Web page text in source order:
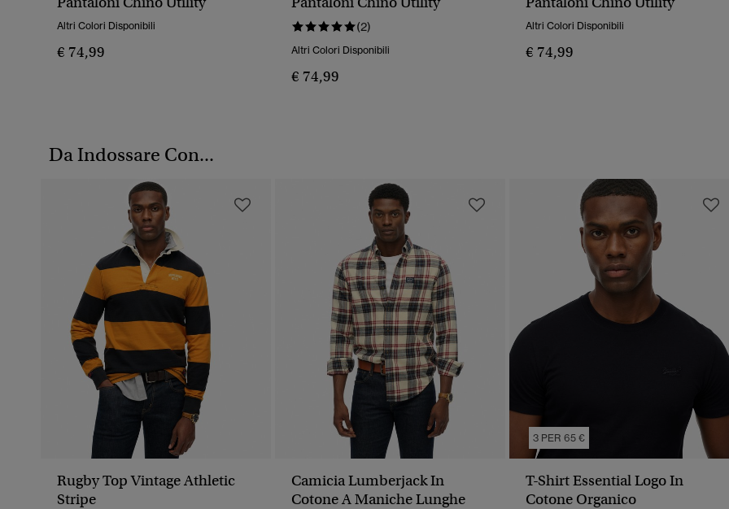
Altri Colori Disponibili
€ 74,99
(2)
Altri Colori Disponibili
€ 74,99
Altri Colori Disponibili
€ 74,99
Da Indossare Con...
Rugby Top Vintage Athletic
Stripe
Camicia Lumberjack In
Cotone A Maniche Lunghe
3 PER 65 €
T-Shirt Essential Logo In
Cotone Organico